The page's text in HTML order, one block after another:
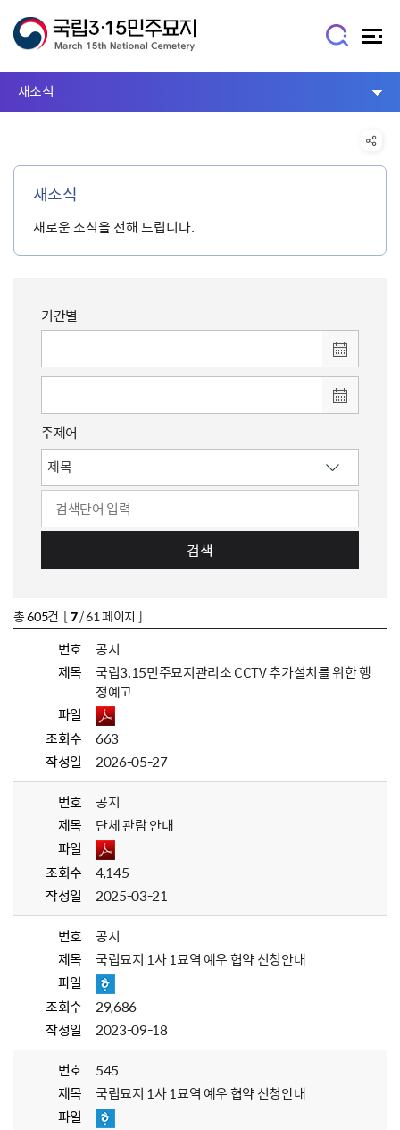
새소식
새소식
새로운 소식을 전해 드립니다.
기간별
주제어
검색
총605건 [7/ 61 페이지 ]
번호
공지
제목
국립3.15민주묘지관리소 CCTV 추가설치를 위한 행
정예고
파일
조회수
663
작성일
2026-05-27
번호
공지
제목
단체 관람 안내
파일
조회수
4,145
작성일
2025-03-21
번호
공지
제목
국립묘지 1사 1묘역 예우 협약 신청안내
파일
조회수
29,686
작성일
2023-09-18
번호
545
제목
국립묘지 1사 1묘역 예우 협약 신청안내
파일